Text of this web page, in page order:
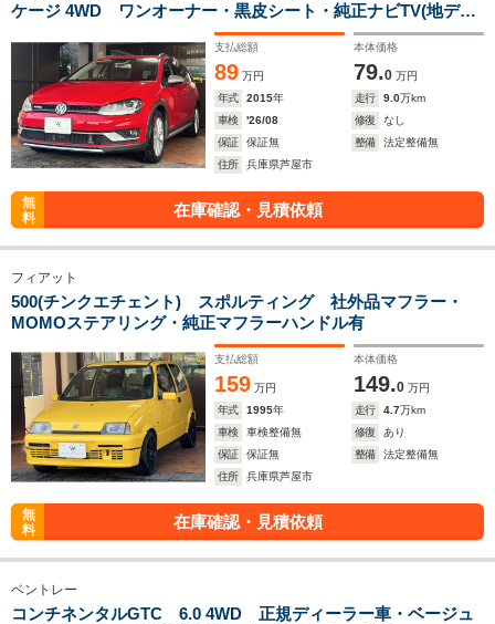
ケージ 4WD ワンオーナー・黒皮シート・純正ナビTV(地デ
ジ)・ETC・バックカメラ・ACC・シートヒーター・
支払総額
89 万円
本体価格
79.0 万円
年式
2015年 走行 9.0万km
車検
'26/08 修復
なし
保証
保証無 整備
法定整備無
住所
兵庫県芦屋市
無
料
在庫確認・見積依頼
フィアット
500(チンクエチェント) スポルティング 社外品マフラー・
MOMOステアリング・純正マフラーハンドル有
支払総額
159 万円
本体価格
149.0 万円
年式
1995年 走行 4.7万km
車検
車検整備無 修復
あり
保証
保証無 整備
法定整備無
住所
兵庫県芦屋市
無
料
在庫確認・見積依頼
ベントレー
コンチネンタルGTC 6.0 4WD 正規ディーラー車・ベージュ